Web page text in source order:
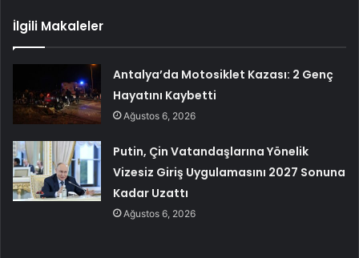
İlgili Makaleler
Antalya’da Motosiklet Kazası: 2 Genç
Hayatını Kaybetti
Ağustos 6, 2026
Putin, Çin Vatandaşlarına Yönelik
Vizesiz Giriş Uygulamasını 2027 Sonuna
Kadar Uzattı
Ağustos 6, 2026